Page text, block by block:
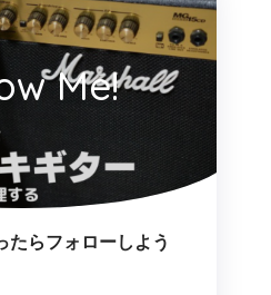
Me!
たらフォローしよう